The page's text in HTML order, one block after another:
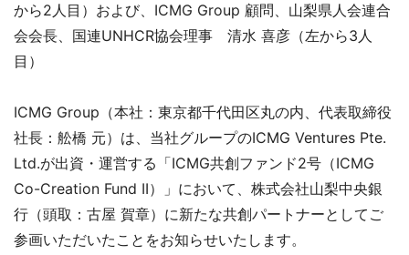
から2人目）および、ICMG Group 顧問、山梨県人会連合
会会長、国連UNHCR協会理事 清水 喜彦（左から3人
目）
ICMG Group（本社：東京都千代田区丸の内、代表取締役
社長：舩橋 元）は、当社グループのICMG Ventures Pte.
Ltd.が出資・運営する「ICMG共創ファンド2号（ICMG
Co-Creation Fund II）」において、株式会社山梨中央銀
行（頭取：古屋 賀章）に新たな共創パートナーとしてご
参画いただいたことをお知らせいたします。